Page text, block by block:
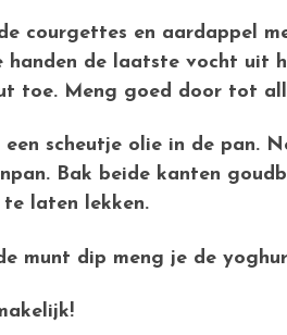
courgettes en aardappel
handen de laatste vocht uit
toe. Meng goed door tot
een scheutje olie in de pan.
Bak beide kanten
laten lekken.
munt dip meng je de